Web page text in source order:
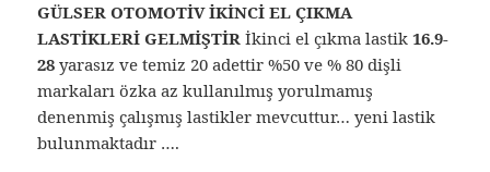
GÜLSER OTOMOTİV İKİNCİ EL ÇIKMA
LASTİKLERİ GELMİŞTİRİkinci el çıkma lastik16.9-
28 yarasız ve temiz 20 adettir %50 ve % 80 dişli
markaları özka az kullanılmış yorulmamış
denenmiş çalışmış lastikler mevcuttur… yeni lastik
bulunmaktadır ….